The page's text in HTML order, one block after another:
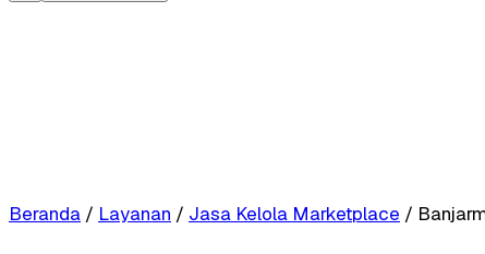
Beranda / Layanan / Jasa Kelola Marketplace /